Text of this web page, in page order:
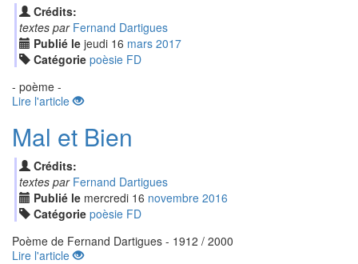
Crédits:
textes par Fernand Dartigues
Publié le jeudi 16 mars 2017
Catégorie poèsie FD
- poème -
Lire l'article
Mal et Bien
Crédits:
textes par Fernand Dartigues
Publié le mercredi 16 novembre 2016
Catégorie poèsie FD
Poème de Fernand Dartigues - 1912 / 2000
Lire l'article